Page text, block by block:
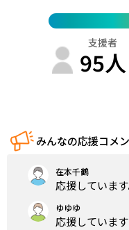
支援者
95人
みんなの応援コメ
在本千鶴
応援しています
ゆゆゆ
応援しています